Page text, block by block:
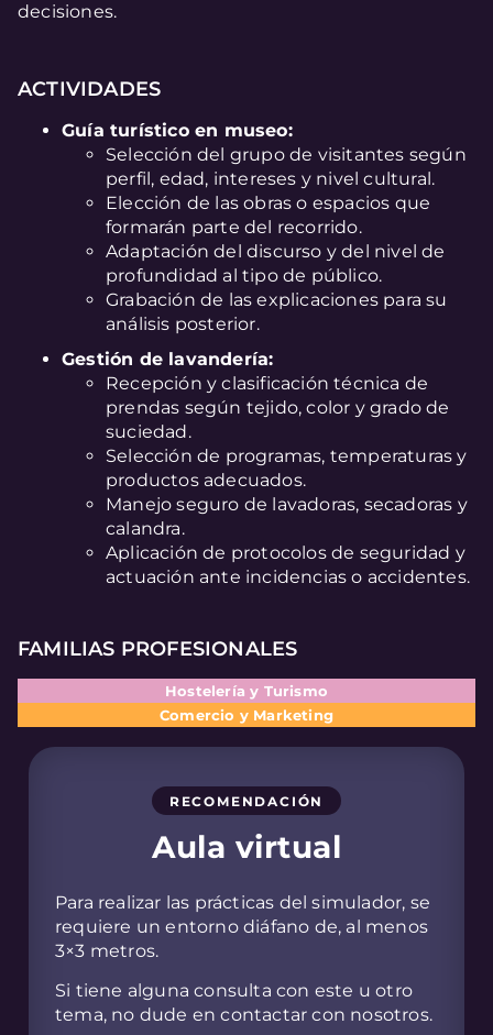
RECOMENDACIÓN
Aula virtual
Para realizar las prácticas del simulador, se
requiere un entorno diáfano de, al menos
3×3 metros.
Si tiene alguna consulta con este u otro
tema, no dude en contactar con nosotros.
decisiones.
ACTIVIDADES
Guía turístico en museo:
Selección del grupo de visitantes según
perfil, edad, intereses y nivel cultural.
Elección de las obras o espacios que
formarán parte del recorrido.
Adaptación del discurso y del nivel de
profundidad al tipo de público.
Grabación de las explicaciones para su
análisis posterior.
Gestión de lavandería:
Recepción y clasificación técnica de
prendas según tejido, color y grado de
suciedad.
Selección de programas, temperaturas y
productos adecuados.
Manejo seguro de lavadoras, secadoras y
calandra.
Aplicación de protocolos de seguridad y
actuación ante incidencias o accidentes.
FAMILIAS PROFESIONALES
Hostelería y Turismo
Comercio y Marketing